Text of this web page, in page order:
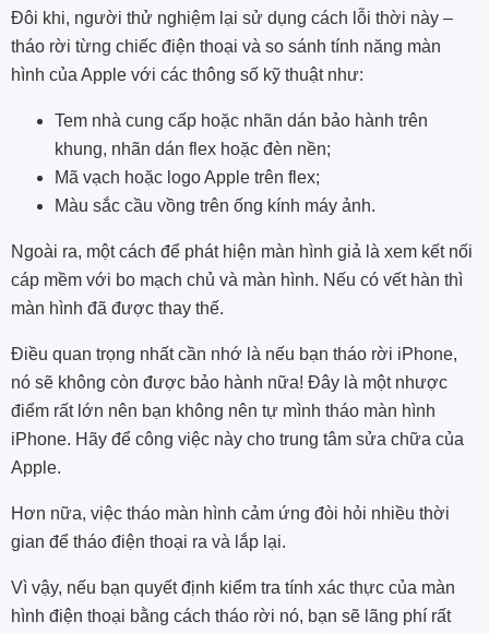
Đôi khi, người thử nghiệm lại sử dụng cách lỗi thời này –
tháo rời từng chiếc điện thoại và so sánh tính năng màn
hình của Apple với các thông số kỹ thuật như:
Tem nhà cung cấp hoặc nhãn dán bảo hành trên
khung, nhãn dán flex hoặc đèn nền;
Mã vạch hoặc logo Apple trên flex;
Màu sắc cầu vồng trên ống kính máy ảnh.
Ngoài ra, một cách để phát hiện màn hình giả là xem kết nối
cáp mềm với bo mạch chủ và màn hình. Nếu có vết hàn thì
màn hình đã được thay thế.
Điều quan trọng nhất cần nhớ là nếu bạn tháo rời iPhone,
nó sẽ không còn được bảo hành nữa! Đây là một nhược
điểm rất lớn nên bạn không nên tự mình tháo màn hình
iPhone. Hãy để công việc này cho trung tâm sửa chữa của
Apple.
Hơn nữa, việc tháo màn hình cảm ứng đòi hỏi nhiều thời
gian để tháo điện thoại ra và lắp lại.
Vì vậy, nếu bạn quyết định kiểm tra tính xác thực của màn
hình điện thoại bằng cách tháo rời nó, bạn sẽ lãng phí rất